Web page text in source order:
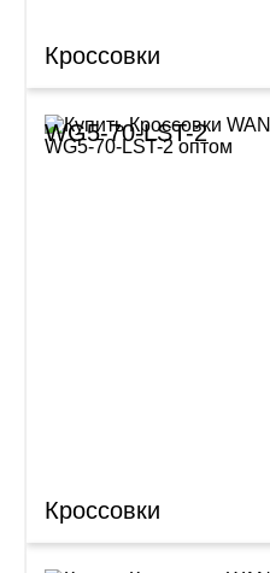
Кроссовки
WG5-70-LST-2
Кроссовки